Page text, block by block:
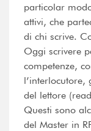
particolar
attivi, che
di chi scrive.
Oggi scrivere
competenze,
l’interlocutore,
del lettore
Questi sono
del Master in